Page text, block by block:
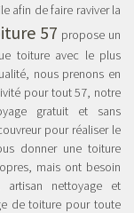
afin de faire raviver la
57 propose un
toiture avec le plus
nous prenons en
pour tout 57, notre
gratuit et sans
pour réaliser le
donner une toiture
mais ont besoin
artisan nettoyage et
de toiture pour toute